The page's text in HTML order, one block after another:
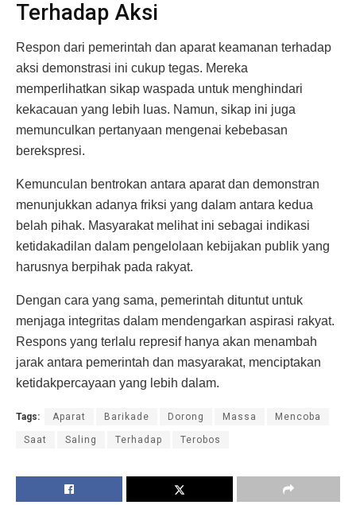
Terhadap Aksi
Respon dari pemerintah dan aparat keamanan terhadap
aksi demonstrasi ini cukup tegas. Mereka
memperlihatkan sikap waspada untuk menghindari
kekacauan yang lebih luas. Namun, sikap ini juga
memunculkan pertanyaan mengenai kebebasan
berekspresi.
Kemunculan bentrokan antara aparat dan demonstran
menunjukkan adanya friksi yang dalam antara kedua
belah pihak. Masyarakat melihat ini sebagai indikasi
ketidakadilan dalam pengelolaan kebijakan publik yang
harusnya berpihak pada rakyat.
Dengan cara yang sama, pemerintah dituntut untuk
menjaga integritas dalam mendengarkan aspirasi rakyat.
Respons yang terlalu represif hanya akan menambah
jarak antara pemerintah dan masyarakat, menciptakan
ketidakpercayaan yang lebih dalam.
Tags: Aparat Barikade Dorong Massa Mencoba
Saat Saling Terhadap Terobos